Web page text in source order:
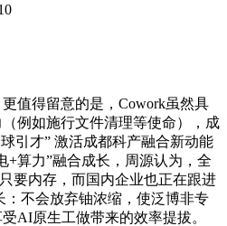
得留意的是，Cowork虽然具
例如施行文件清理等使命），成
引才” 激活成都科产融合新动能
+算力”融合成长，周源认为，全
要内存，而国内企业也正在跟进
：不会放弃铀浓缩，使泛博非专
AI原生工做带来的效率提拔。